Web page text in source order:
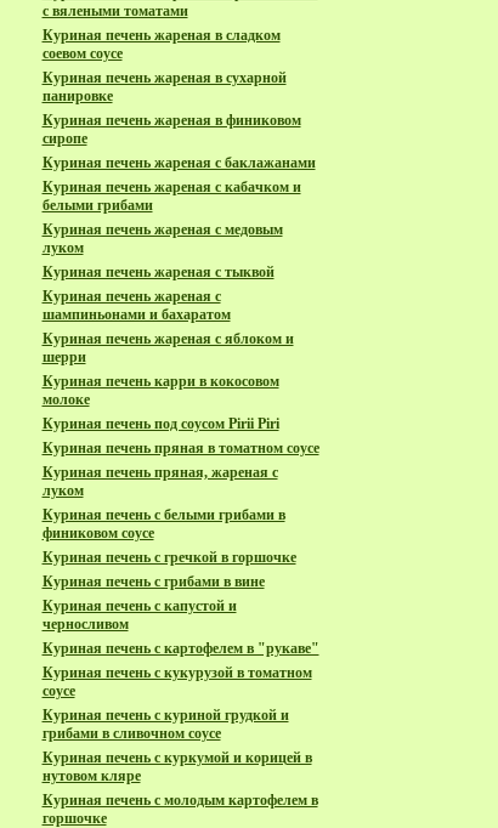
с вялеными томатами
Куриная печень жареная в сладком
соевом соусе
Куриная печень жареная в сухарной
панировке
Куриная печень жареная в финиковом
сиропе
Куриная печень жареная с баклажанами
Куриная печень жареная с кабачком и
белыми грибами
Куриная печень жареная с медовым
луком
Куриная печень жареная с тыквой
Куриная печень жареная с
шампиньонами и бахаратом
Куриная печень жареная с яблоком и
шерри
Куриная печень карри в кокосовом
молоке
Куриная печень под соусом Pirii Piri
Куриная печень пряная в томатном соусе
Куриная печень пряная, жареная с
луком
Куриная печень с белыми грибами в
финиковом соусе
Куриная печень с гречкой в горшочке
Куриная печень с грибами в вине
Куриная печень с капустой и
черносливом
Куриная печень с картофелем в "рукаве"
Куриная печень с кукурузой в томатном
соусе
Куриная печень с куриной грудкой и
грибами в сливочном соусе
Куриная печень с куркумой и корицей в
нутовом кляре
Куриная печень с молодым картофелем в
горшочке